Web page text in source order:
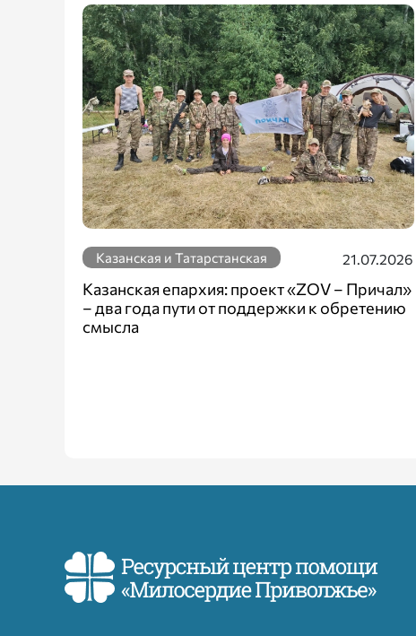
Казанская и Татарстанская 21.07.2026
Казанская епархия: проект «ZOV – Причал»
– два года пути от поддержки к обретению
смысла